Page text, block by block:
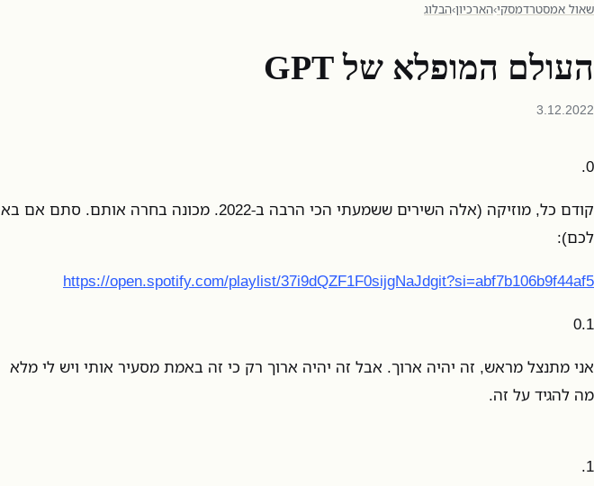
שאול אמסטרדמסקי›הארכיון›הבלוג
העולם המופלא של GPT
3.12.2022
0.
קודם כל, מוזיקה (אלה השירים ששמעתי הכי הרבה ב-2022. מכונה בחרה אותם. סתם אם בא
לכם):
https://open.spotify.com/playlist/37i9dQZF1F0sijgNaJdgit?si=abf7b106b9f44af5
0.1
אני מתנצל מראש, זה יהיה ארוך. אבל זה יהיה ארוך רק כי זה באמת מסעיר אותי ויש לי מלא
מה להגיד על זה.
1.